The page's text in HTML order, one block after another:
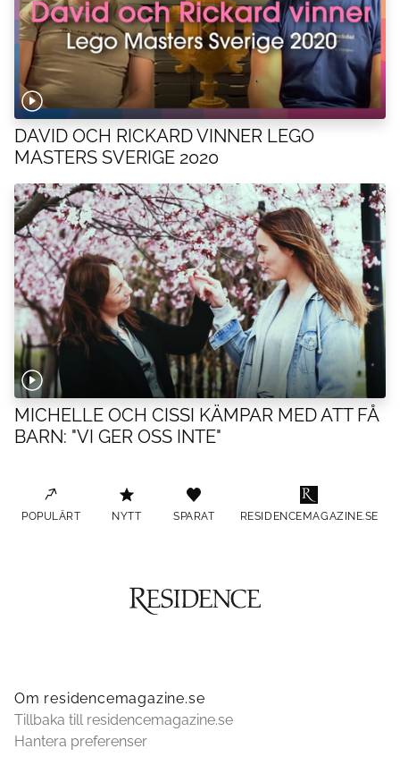
DAVID OCH RICKARD VINNER LEGO
MASTERS SVERIGE 2020
MICHELLE OCH CISSI KÄMPAR MED ATT FÅ
BARN: "VI GER OSS INTE"
POPULÄRT NYTT SPARAT RESIDENCEMAGAZINE.SE
Om residencemagazine.se
Tillbaka till residencemagazine.se
Hantera preferenser